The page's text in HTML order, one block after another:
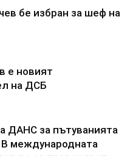
бе избран за шеф на
е новият
на ДСБ
ДАНС за пътуванията
В международната